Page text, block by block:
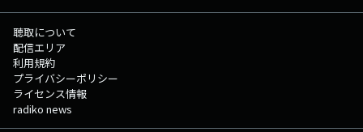
聴取について
配信エリア
利用規約
プライバシーポリシー
ライセンス情報
radiko news